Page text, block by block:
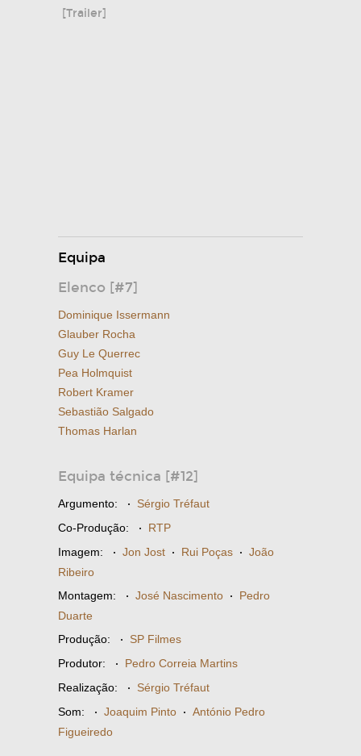
[Trailer]
Equipa
Elenco [#7]
Dominique Issermann
Glauber Rocha
Guy Le Querrec
Pea Holmquist
Robert Kramer
Sebastião Salgado
Thomas Harlan
Equipa técnica [#12]
Argumento: · Sérgio Tréfaut
Co-Produção: · RTP
Imagem: · Jon Jost · Rui Poças · João
Ribeiro
Montagem: · José Nascimento · Pedro
Duarte
Produção: · SP Filmes
Produtor: · Pedro Correia Martins
Realização: · Sérgio Tréfaut
Som: · Joaquim Pinto · António Pedro
Figueiredo